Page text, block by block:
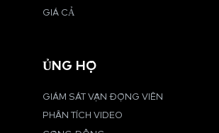
GIÁ CẢ
ỦNG HỘ
GIÁM SÁT VẬN ĐỘNG VIÊN
PHÂN TÍCH VIDEO